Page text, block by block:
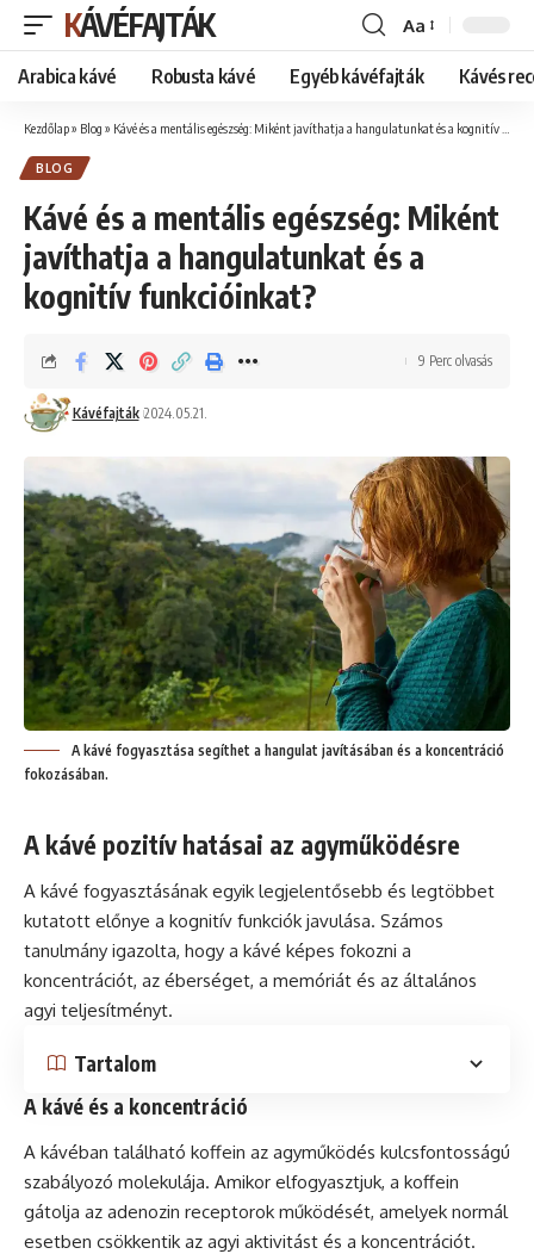
KÁVÉFAJTÁK
Font
Resizer
Aa
Arabica kávé Robusta kávé Egyéb kávéfajták Kávés
Kezdőlap» Blog » Kávé és a mentális egészség: Miként javíthatja a hangulatunkat és a kognitív funkcióinkat?
BLOG
Kávé és a mentális egészség: Miként
javíthatja a hangulatunkat és a
kognitív funkcióinkat?
Kávéfajták 2024.05.21.
9 Perc olvasás
A kávé fogyasztása segíthet a hangulat javításában és a koncentráció
fokozásában.
A kávé pozitív hatásai az agyműködésre
A kávé fogyasztásának egyik legjelentősebb és legtöbbet
kutatott előnye a kognitív funkciók javulása. Számos
tanulmány igazolta, hogy a kávé képes fokozni a
koncentrációt, az éberséget, a memóriát és az általános
agyi teljesítményt.
Tartalom
A kávé és a koncentráció
A kávéban található koffein az agyműködés kulcsfontosságú
szabályozó molekulája. Amikor elfogyasztjuk, a koffein
gátolja az adenozin receptorok működését, amelyek normál
esetben csökkentik az agyi aktivitást és a koncentrációt.